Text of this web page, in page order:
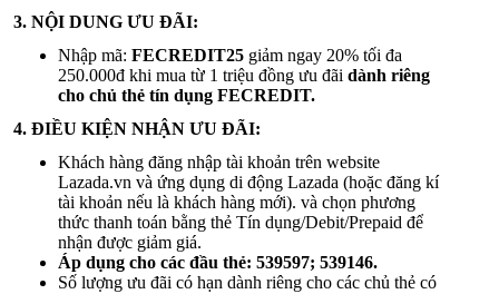
3. NỘI DUNG ƯU ĐÃI:
Nhập mã: FECREDIT25 giảm ngay 20% tối đa
250.000đ khi mua từ 1 triệu đồng ưu đãi dành riêng
cho chủ thẻ tín dụng FECREDIT.
4. ĐIỀU KIỆN NHẬN ƯU ĐÃI:
Khách hàng đăng nhập tài khoản trên website
Lazada.vn và ứng dụng di động Lazada (hoặc đăng kí
tài khoản nếu là khách hàng mới). và chọn phương
thức thanh toán bằng thẻ Tín dụng/Debit/Prepaid để
nhận được giảm giá.
Áp dụng cho các đầu thẻ: 539597; 539146.
Số lượng ưu đãi có hạn dành riêng cho các chủ thẻ có